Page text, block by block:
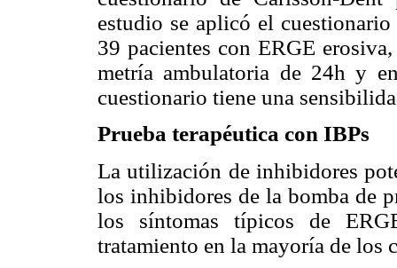
estudio se aplicó el
39 pacientes con ERGE
metría ambulatoria de 24h y
cuestionario tiene una
Prueba terapéutica con IBPs
La utilización de inhibidores
los inhibidores de la bomba de
los síntomas típicos de
tratamiento en la mayoría de los